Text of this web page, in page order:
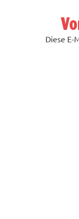
Diese E-